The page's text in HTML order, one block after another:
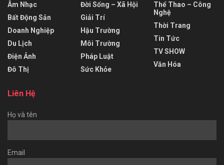
Âm Nhạc
Bất Động Sản
Doanh Nghiệp
Du Lịch
Điện Ảnh
Đô Thị
Đời Sống – Xã Hội
Giải Trí
Hậu Trường
Môi Trường
Pháp Luật
Sức Khỏe
Thể Thao – Công
Nghệ
Thời Trang
Tin Tức
TV SHOW
Văn Hóa
Liên Hệ
Họ và tên
Email